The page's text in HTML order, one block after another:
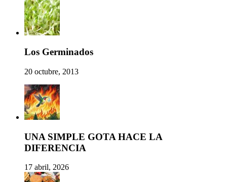
Los Germinados
20 octubre, 2013
UNA SIMPLE GOTA HACE LA
DIFERENCIA
17 abril, 2026